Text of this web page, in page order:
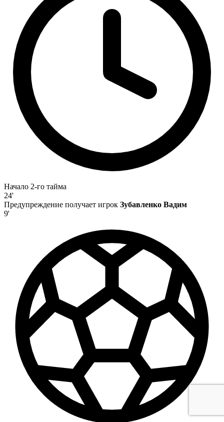
Начало 2-го тайма
24'
Предупреждение получает игрок Зубавленко Вадим
9'